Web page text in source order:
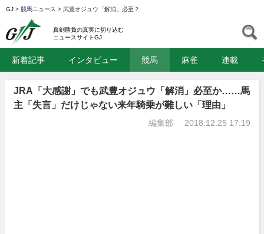
GJ > 競馬ニュース > 武豊オジュウ「解消」必至？
真剣勝負の真実に切り込む
ニュースサイトGJ
新着記事 インタビュー 競馬 麻雀 連載
JRA「大感謝」でも武豊オジュウ「解消」必至か……馬
主「失言」だけじゃない来年騎乗が難しい「理由」
編集部 2018.12.25 17:19